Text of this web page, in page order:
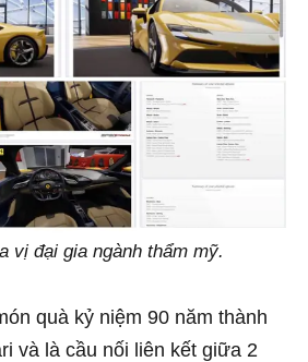
vị đại gia ngành thẩm mỹ.
quà kỷ niệm 90 năm thành
và là cầu nối liên kết giữa 2